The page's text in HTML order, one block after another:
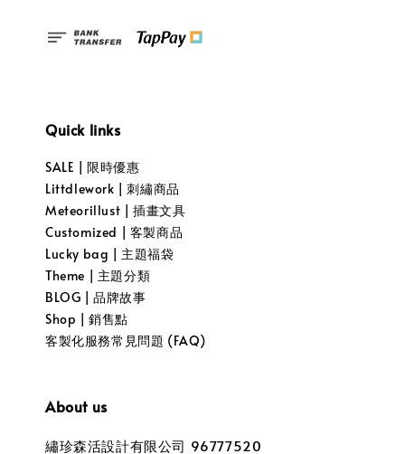
Quick links
SALE | 限時優惠
Littdlework | 刺繡商品
Meteorillust | 插畫文具
Customized | 客製商品
Lucky bag | 主題福袋
Theme | 主題分類
BLOG | 品牌故事
Shop | 銷售點
客製化服務常見問題 (FAQ)
About us
繡珍森活設計有限公司 96777520